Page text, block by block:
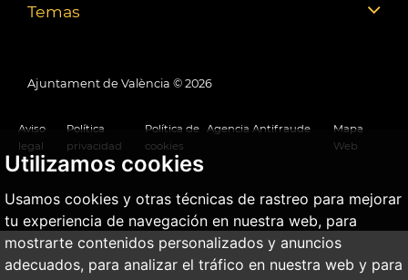
Utilizamos cookies
Usamos cookies y otras técnicas de rastreo para mejorar
tu experiencia de navegación en nuestra web, para
mostrarte contenidos personalizados y anuncios
adecuados, para analizar el tráfico en nuestra web y para
Temas
Ajuntament de València © 2026
Aviso
legal
Política
privacidad
Política de
cookies
Agencia Antifraude
Mapa
Web